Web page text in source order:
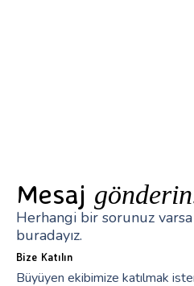
Mesaj
Herhangi bir sorunuz
buradayız.
Bize Katılın
Büyüyen ekibimize katılmak